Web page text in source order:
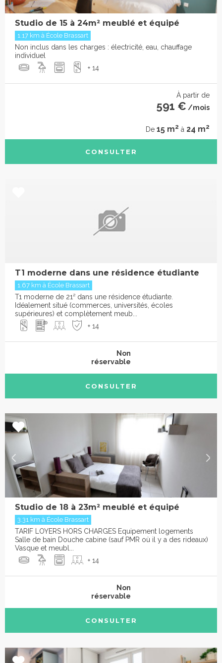
Studio de 15 à 24m² meublé et équipé
1.17 km à École Brassart
Non inclus dans les charges : électricité, eau, chauffage
individuel
+ 14
À partir de
591 € /mois
De 15 m2 à 24 m2
CONSULTER
T1 moderne dans une résidence étudiante
1.67 km à École Brassart
T1 moderne de 21² dans une résidence étudiante.
Idéalement situé (commerces, universités, écoles
supérieures) et complètement meub...
+ 14
Non
réservable
CONSULTER
Studio de 18 à 23m² meublé et équipé
3.31 km à École Brassart
TARIF LOYERS HORS CHARGES Equipement logements
Salle de bain Douche cabine (sauf PMR où il y a des rideaux)
Vasque et meubl...
+ 14
Non
réservable
CONSULTER